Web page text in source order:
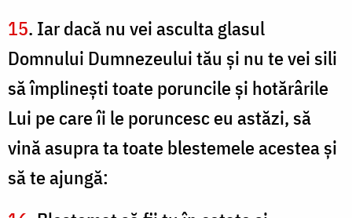
15. Iar dacă nu vei asculta glasul
Domnului Dumnezeului tău şi nu te vei sili
să împlineşti toate poruncile şi hotărârile
Lui pe care îi le poruncesc eu astăzi, să
vină asupra ta toate blestemele acestea şi
să te ajungă: